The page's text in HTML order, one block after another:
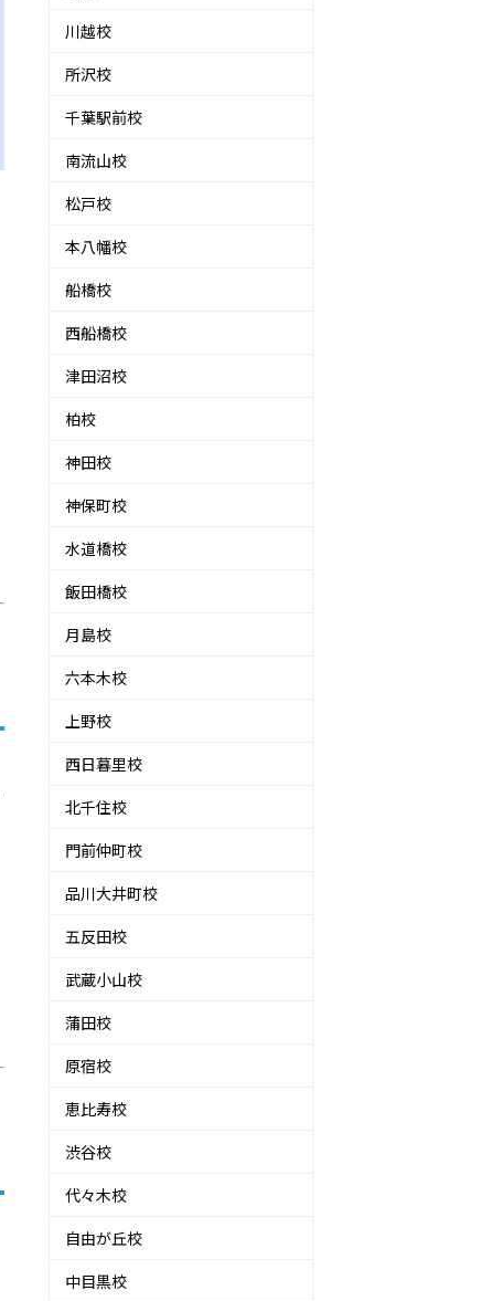
川越校
所沢校
千葉駅前校
南流山校
松戸校
本八幡校
船橋校
西船橋校
津田沼校
柏校
神田校
神保町校
水道橋校
飯田橋校
月島校
六本木校
上野校
西日暮里校
北千住校
門前仲町校
品川大井町校
五反田校
武蔵小山校
蒲田校
原宿校
恵比寿校
渋谷校
代々木校
自由が丘校
中目黒校